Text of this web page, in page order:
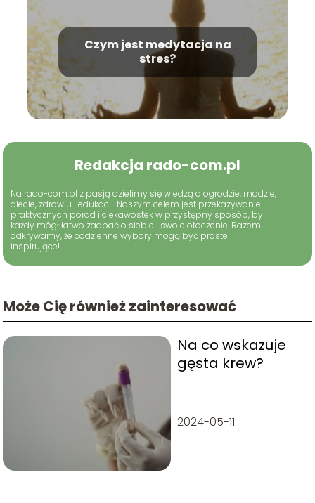
Czym jest medytacja na
stres?
Redakcja rado-com.pl
Na rado-com.pl z pasją dzielimy się wiedzą o ogrodzie, modzie,
diecie, zdrowiu i edukacji. Naszym celem jest przekazywanie
praktycznych porad i ciekawostek w przystępny sposób, by
każdy mógł łatwo zadbać o siebie i swoje otoczenie. Razem
odkrywamy, że codzienne wybory mogą być proste i
inspirujące!
Może Cię również zainteresować
Na co wskazuje
gęsta krew?
2024-05-11